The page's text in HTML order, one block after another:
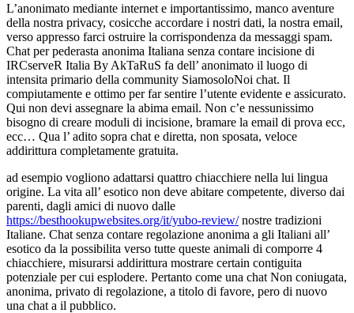
L’anonimato mediante internet e importantissimo, manco aventure
della nostra privacy, cosicche accordare i nostri dati, la nostra email,
verso appresso farci ostruire la corrispondenza da messaggi spam.
Chat per pederasta anonima Italiana senza contare incisione di
IRCserveR Italia By AkTaRuS fa dell’ anonimato il luogo di
intensita primario della community SiamosoloNoi chat. Il
compiutamente e ottimo per far sentire l’utente evidente e assicurato.
Qui non devi assegnare la abima email. Non c’e nessunissimo
bisogno di creare moduli di incisione, bramare la email di prova ecc,
ecc… Qua l’ adito sopra chat e diretta, non sposata, veloce
addirittura completamente gratuita.
ad esempio vogliono adattarsi quattro chiacchiere nella lui lingua
origine. La vita all’ esotico non deve abitare competente, diverso dai
parenti, dagli amici di nuovo dalle
https://besthookupwebsites.org/it/yubo-review/nostre tradizioni
Italiane. Chat senza contare regolazione anonima a gli Italiani all’
esotico da la possibilita verso tutte queste animali di comporre 4
chiacchiere, misurarsi addirittura mostrare certain contiguita
potenziale per cui esplodere. Pertanto come una chat Non coniugata,
anonima, privato di regolazione, a titolo di favore, pero di nuovo
una chat a il pubblico.